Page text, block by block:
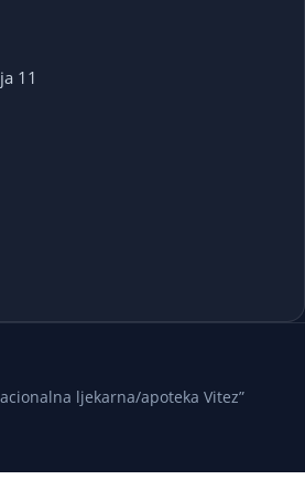
11
ljekarna/apoteka Vitez”